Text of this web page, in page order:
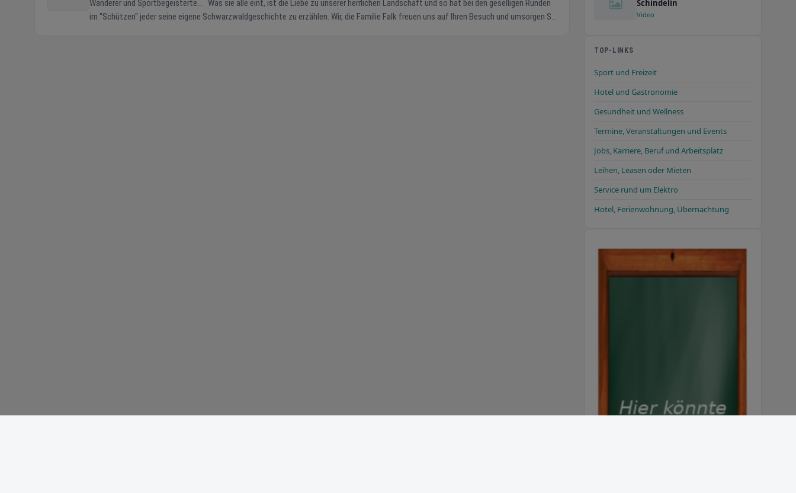
Wanderer und Sportbegeisterte... Was sie alle eint, ist die Liebe zu unserer herrlichen Landschaft und so hat bei den geselligen Runden
im "Schützen" jeder seine eigene Schwarzwaldgeschichte zu erzählen. Wir, die Familie Falk freuen uns auf Ihren Besuch und umsorgen Sie
Schindelin
Video
TOP-LINKS
Sport und Freizeit
Hotel und Gastronomie
Gesundheit und Wellness
Termine, Veranstaltungen und Events
Jobs, Karriere, Beruf und Arbeitsplatz
Leihen, Leasen oder Mieten
Service rund um Elektro
Hotel, Ferienwohnung, Übernachtung